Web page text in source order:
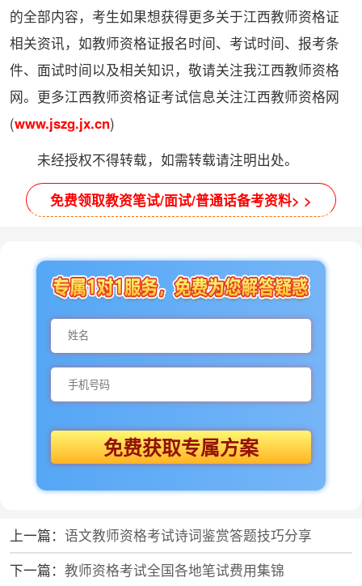
的全部内容，考生如果想获得更多关于江西教师资格证
相关资讯，如教师资格证报名时间、考试时间、报考条
件、面试时间以及相关知识，敬请关注我江西教师资格
网。更多江西教师资格证考试信息关注江西教师资格网
(www.jszg.jx.cn)
未经授权不得转载，如需转载请注明出处。
免费领取教资笔试/面试/普通话备考资料> >
免费获取专属方案
上一篇： 语文教师资格考试诗词鉴赏答题技巧分享
下一篇： 教师资格考试全国各地笔试费用集锦